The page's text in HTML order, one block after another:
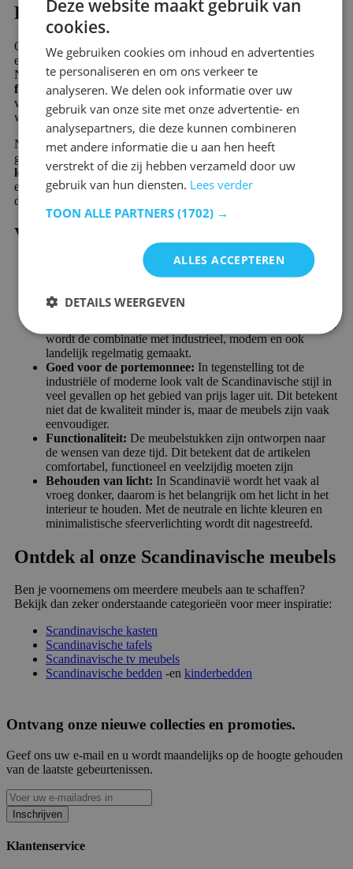
Functionaliteit
Op deze pagina vind je talloze meubels of woonaccessoires met
een Scandinavische stijl. Deze stijl komt oorspronkelijk uit
Noord-Europa en kenmerkt zich door haareenvoud
functionaliteiten warmte. Zo zijn deze meubels vaak voorzien
van rustige kleuren en geen drukke patronen. De kleuren zwart,
wit, grijs en blauw komen dan ook regelmatig voor.
Natuurlijke materialen zoals hout en linnen worden regelmatig
gebruikt, omdat ze zorgen voor
eenvoudige lijnen
look
. De lichte kleuren zorgen voor een ruimtelijk effect en zijn
eenvoudig te combineren met andere designs. De stijl wordt
daarom vaak gezien als
Voordelen
Ruime productkeuze:
Door de groei in populariteit
bestaat ons aanbod uit een groot aantal moderne artikelen.
De keuze is enorm!
Eenvoudig te combineren:
eenvoudig te combineren met andere kleuren en stijlen. Zo
wordt de combinatie met industrieel, modern en ook
landelijk regelmatig gemaakt.
Goed voor de portemonnee: In tegenstelling tot de
industriële of moderne look valt de Scandinavische stijl in
veel gevallen op het gebied van prijs lager uit. Dit betekent
niet dat de kwaliteit minder is, maar de meubels zijn vaak
eenvoudiger.
Functionaliteit: De meubelstukken zijn ontworpen naar
de wensen van deze tijd. Dit betekent dat de artikelen
comfortabel, functioneel en veelzijdig moeten zijn
Behouden van licht: In Scandinavië wordt het vaak al
vroeg donker, daarom is het belangrijk om het licht in het
interieur te houden. Met de neutrale en lichte kleuren en
minimalistische sfeerverlichting wordt dit nagestreefd.
Ontdek al onze Scandinavische meubels
Ben je voornemens om meerdere meubels aan te schaffen?
Bekijk dan zeker onderstaande categorieën voor meer inspiratie:
Scandinavische kasten
Scandinavische tafels
Scandinavische tv meubels
Scandinavische bedden -en kinderbedden
Ontvang onze nieuwe collecties en promoties.
Geef ons uw e-mail en u wordt maandelijks op de hoogte gehouden
van de laatste gebeurtenissen.
Inschrijven
Klantenservice
Deze website maakt gebruik van
cookies.
We gebruiken cookies om inhoud en advertenties
te personaliseren en om ons verkeer te
analyseren. We delen ook informatie over uw
gebruik van onze site met onze advertentie- en
analysepartners, die deze kunnen combineren
met andere informatie die u aan hen heeft
verstrekt of die zij hebben verzameld door uw
gebruik van hun diensten. Lees verder
TOON ALLE PARTNERS (1702) →
ALLES ACCEPTEREN
DETAILS WEERGEVEN